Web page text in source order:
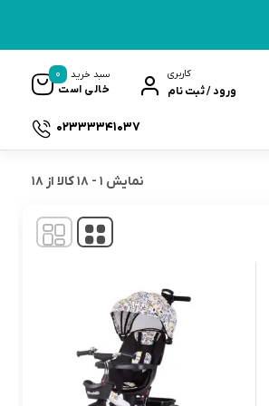
کاربری
ورود / ثبت نام
سبد خرید
خالی است
0
02333341037
نمایش 1
-
18کالا از 18